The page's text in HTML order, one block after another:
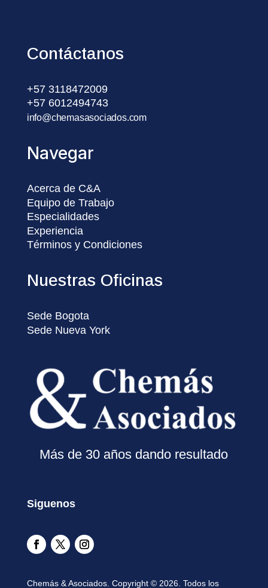
Contáctanos
+57 3118472009
+57 6012494743
info@chemasasociados.com
Navegar
Acerca de C&A
Equipo de Trabajo
Especialidades
Experiencia
Términos y Condiciones
Nuestras Oficinas
Sede Bogota
Sede Nueva York
Más de 30 años dando resultado
Siguenos
Chemás & Asociados. Copyright © 2026. Todos los